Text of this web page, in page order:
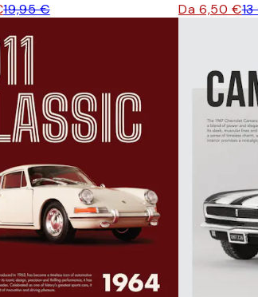
19,95 € Da 6,50 €